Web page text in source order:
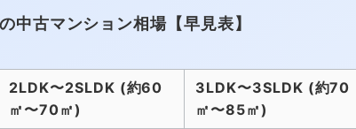
中古マンション相場【早見表】
2LDK〜2SLDK (約60
㎡〜70㎡)
3LDK〜3SLDK (約70
㎡〜85㎡)